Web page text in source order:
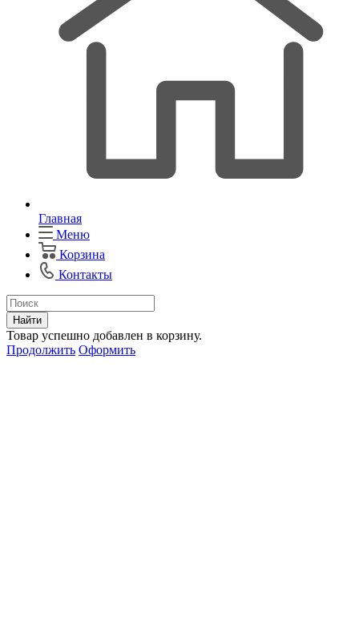
Главная
Меню
Корзина
Контакты
Найти
Товар успешно добавлен в корзину.
Продолжить Оформить